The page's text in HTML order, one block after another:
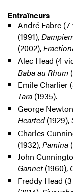
Entraîneurs
André Fabre
(1991),
(2002),
Alec Head (4
Baba au Rhum
Emile Charlier
Tara(1935).
George
Hearted(1929),
Charles
(1932),Pamina
John
Gannet(1960),
Freddy Head